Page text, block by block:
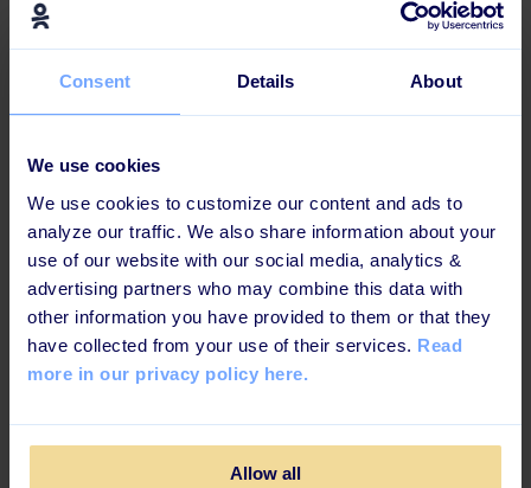
Consent Details About
We use cookies
We use cookies to customize our content and ads to
analyze our traffic. We also share information about your
use of our website with our social media, analytics &
advertising partners who may combine this data with
other information you have provided to them or that they
have collected from your use of their services. Read
more in our privacy policy here.
Allow all
Denna utbildningsväg är uppbyggd för att öka
beslutsfattande
Storytelling - ett universum